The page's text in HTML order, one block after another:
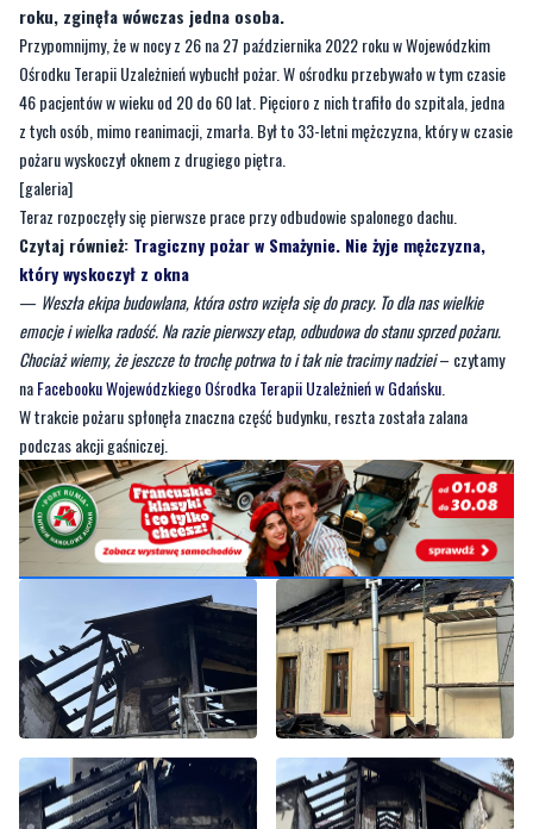
46 pacjentów w wieku od 20 do 60 lat. Pięcioro z nich trafiło do szpitala, jedna
z tych osób, mimo reanimacji, zmarła. Był to 33-letni mężczyzna, który w czasie
pożaru wyskoczył oknem z drugiego piętra.
[galeria]
Teraz rozpoczęły się pierwsze prace przy odbudowie spalonego dachu.
Czytaj również:Tragiczny pożar w Smażynie. Nie żyje mężczyzna,
który wyskoczył z okna
—Weszła ekipa budowlana, która ostro wzięła się do pracy. To dla nas wielkie
emocje i wielka radość. Na razie pierwszy etap, odbudowa do stanu sprzed pożaru.
Chociaż wiemy, że jeszcze to trochę potrwa to i tak nie tracimy nadziei
na Facebooku Wojewódzkiego Ośrodka Terapii Uzależnień w Gdańsku.
W trakcie pożaru spłonęła znaczna część budynku, reszta została zalana
podczas akcji gaśniczej.